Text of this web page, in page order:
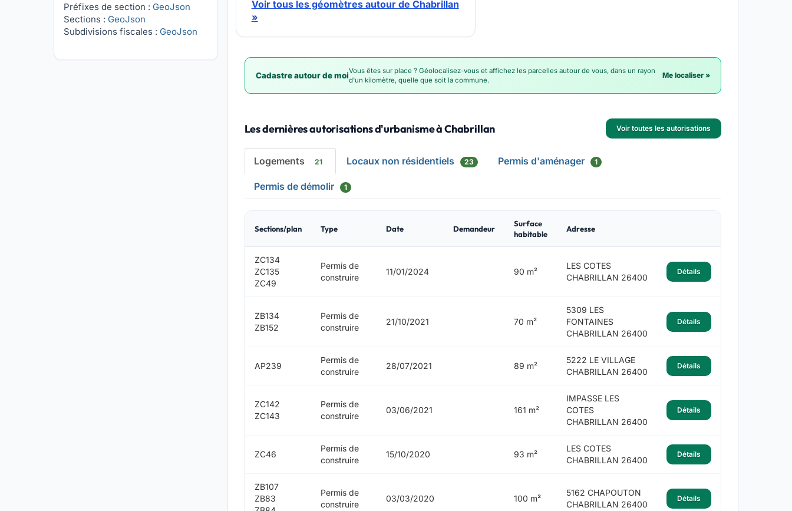
Préfixes de section : GeoJson
Sections : GeoJson
Subdivisions fiscales : GeoJson
Voir tous les géomètres autour de Chabrillan
»
Cadastre autour de moiVous êtes sur place ? Géolocalisez-vous et affichez les parcelles autour de vous, dans un rayon
d'un kilomètre, quelle que soit la commune.
Me localiser »
Les dernières autorisations d'urbanisme à Chabrillan Voir toutes les autorisations
Logements 21 Locaux non résidentiels 23 Permis d'aménager 1
Permis de démolir 1
Sections/plan Type Date Demandeur
Surface
habitable
Adresse
ZC134
ZC135
ZC49
Permis de
construire
11/01/2024 90 m²
LES COTES
CHABRILLAN 26400
Détails
ZB134
ZB152
Permis de
construire
21/10/2021 70 m²
5309 LES
FONTAINES
CHABRILLAN 26400
Détails
AP239
Permis de
construire
28/07/2021 89 m²
5222 LE VILLAGE
CHABRILLAN 26400
Détails
ZC142
ZC143
Permis de
construire
03/06/2021 161 m²
IMPASSE LES
COTES
CHABRILLAN 26400
Détails
ZC46
Permis de
construire
15/10/2020 93 m²
LES COTES
CHABRILLAN 26400
Détails
ZB107
ZB83
Permis de
construire
03/03/2020 100 m²
5162 CHAPOUTON
CHABRILLAN 26400
Détails